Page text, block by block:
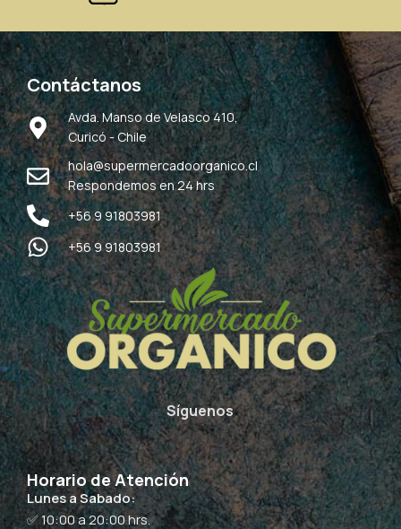
Contáctanos
Avda. Manso de Velasco 410,
Curicó - Chile
hola@supermercadoorganico.cl
Respondemos en 24 hrs
+56 9 91803981
+56 9 91803981
Síguenos
Horario de Atención
Lunes a Sabado:
✅ 10:00 a 20:00 hrs.